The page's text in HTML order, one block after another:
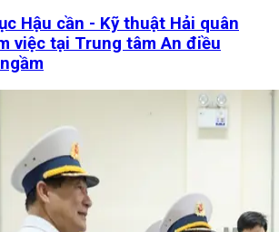
Hậu cần - Kỹ thuật Hải quân
việc tại Trung tâm An điều